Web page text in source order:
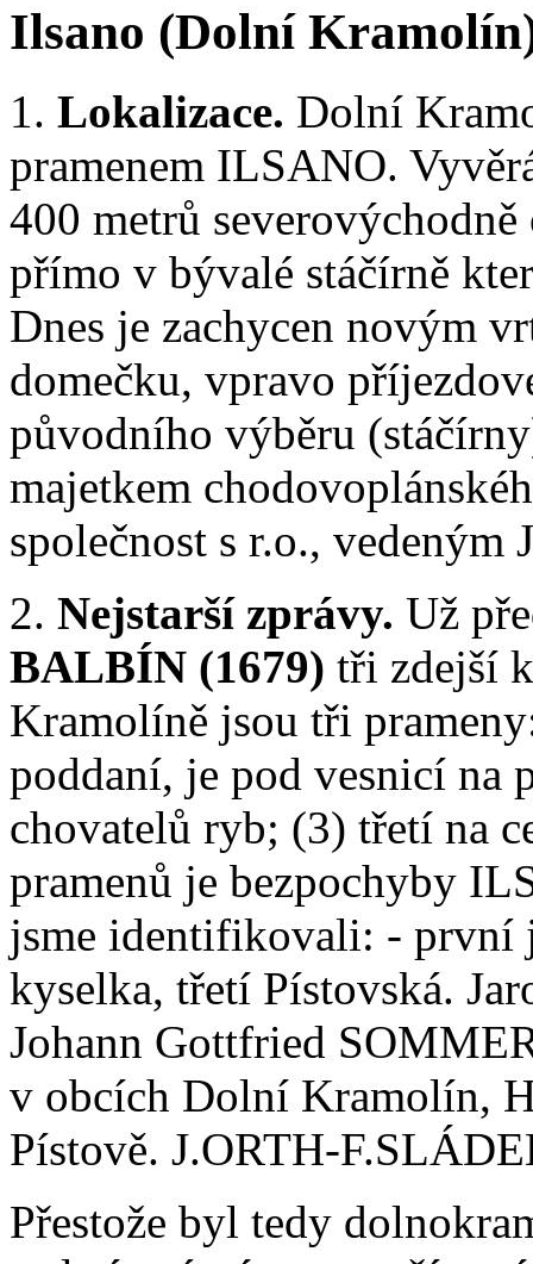
Ilsano (Dolní
1. Lokalizace. Dolní
pramenem ILSANO.
400 metrů
přímo v bývalé stáčírně
Dnes je zachycen novým
domečku, vpravo
původního výběru
majetkem
společnost s r.o., vedeným
2. Nejstarší zprávy. Už
BALBÍN (1679) tři zdejší
Kramolíně jsou tři
poddaní, je pod vesnicí na
chovatelů ryb; (3) třetí na
pramenů je bezpochyby
jsme identifikovali: - první
kyselka, třetí Pístovská.
Johann Gottfried
v obcích Dolní Kramolín,
Pístově. J.ORTH-
Přestože byl tedy